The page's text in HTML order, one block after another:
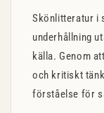
Skönlitteratur i
underhållning
källa. Genom
och kritiskt
förståelse för